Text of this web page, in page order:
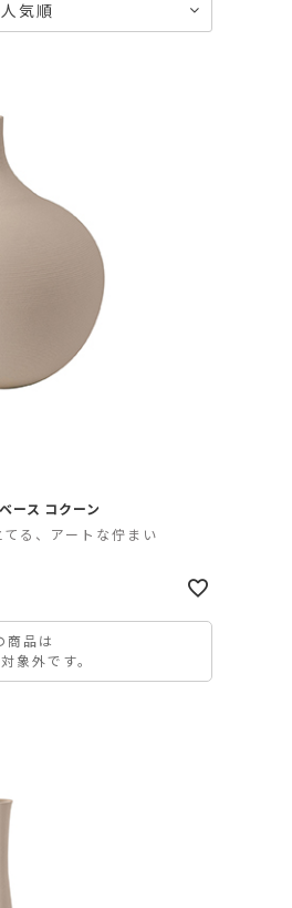
人気順
ース コクーン
る、アートな佇まい
商品は
象外です。